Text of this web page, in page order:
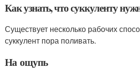
Как узнать, что суккуленту
Существует несколько рабочих
суккулент пора поливать.
На ощупь